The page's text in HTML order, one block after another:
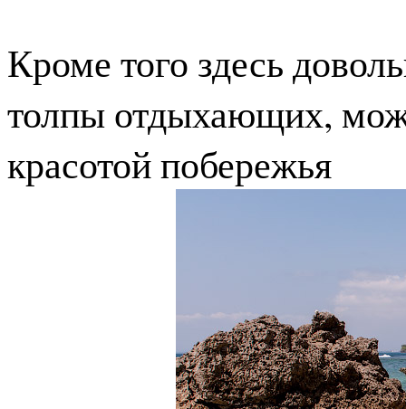
Кроме того здесь
толпы отдыхающих,
красотой побережья